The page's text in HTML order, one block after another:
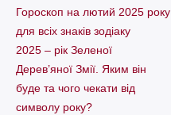
Гороскоп на лютий 2025 року
для всіх знаків зодіаку
2025 – рік Зеленої
Дерев’яної Змії. Яким він
буде та чого чекати від
символу року?